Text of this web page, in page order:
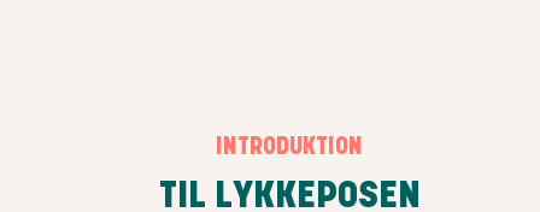
INTRODUKTION
TIL LYKKEPOSEN